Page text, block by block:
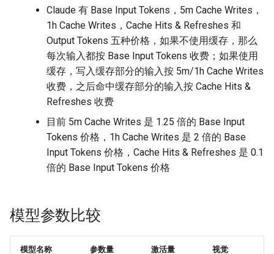
Claude 有 Base Input Tokens，5m Cache Writes，
1h Cache Writes，Cache Hits & Refreshes 和
Output Tokens 五种价格，如果不使用缓存，那么
每次输入都按 Base Input Tokens 收费；如果使用
缓存，写入缓存部分的输入按 5m/1h Cache Writes
收费，之后命中缓存部分的输入按 Cache Hits &
Refreshes 收费
目前 5m Cache Writes 是 1.25 倍的 Base Input
Tokens 价格，1h Cache Writes 是 2 倍的 Base
Input Tokens 价格，Cache Hits & Refreshes 是 0.1
倍的 Base Input Tokens 价格
模型参数比较
模型名称 参数量 激活量 视觉